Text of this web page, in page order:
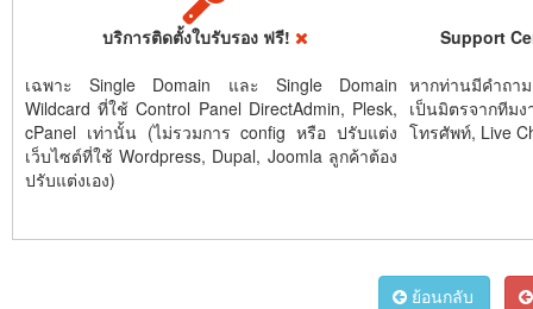
บริการติดตั้งใบรับรอง ฟรี!
เฉพาะ Single Domain และ Single Domain
Wildcard ที่ใช้ Control Panel DirectAdmin, Plesk,
cPanel เท่านั้น (ไม่รวมการ config หรือ ปรับแต่ง
เว็บไซต์ที่ใช้ Wordpress, Dupal, Joomla ลูกค้าต้อง
ปรับแต่งเอง)
Support
หากท่านมีคำถา
เป็นมิตรจากทีม
โทรศัพท์, Live
ย้อนกลับ